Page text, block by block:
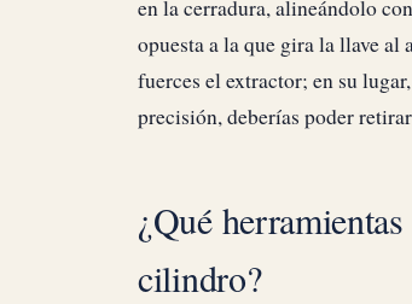
en la cerradura, alineándolo
opuesta a la que gira la llave
fuerces el extractor; en su
precisión, deberías poder
¿Qué
cilindro?